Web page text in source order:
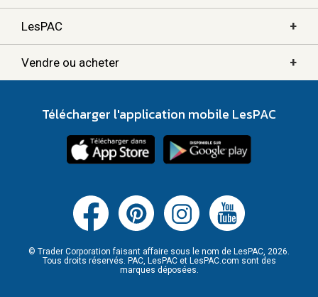
LesPAC +
Vendre ou acheter +
Télécharger l'application mobile LesPAC
© Trader Corporation faisant affaire sous le nom de LesPAC, 2026.
Tous droits réservés. PAC, LesPAC et LesPAC.com sont des
marques déposées.